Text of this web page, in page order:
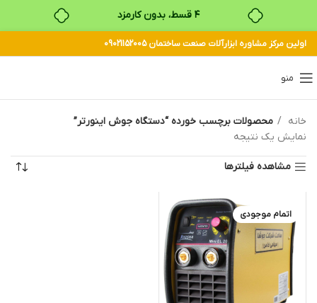
۴ قسط، بدون کارمزد
بدون ضامن، بدون سود
اولین مرکز مشاوره ابزارآلات صنعت ساختمان 09021152005
منو
خانه
محصولات برچسب خورده “دستگاه جوش اینورتر”
نمایش یک نتیجه
مشاهده فیلترها
اتمام موجودی